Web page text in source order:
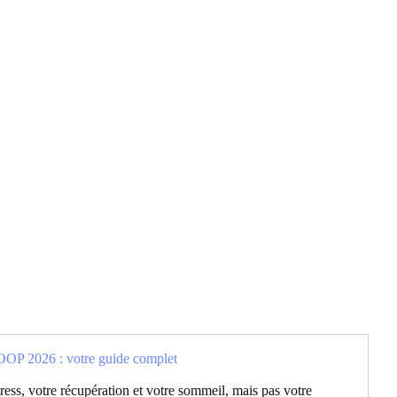
2026 : votre guide complet
votre récupération et votre sommeil, mais pas votre